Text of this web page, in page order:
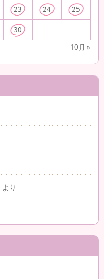
10月 »
23 24 25
30
より